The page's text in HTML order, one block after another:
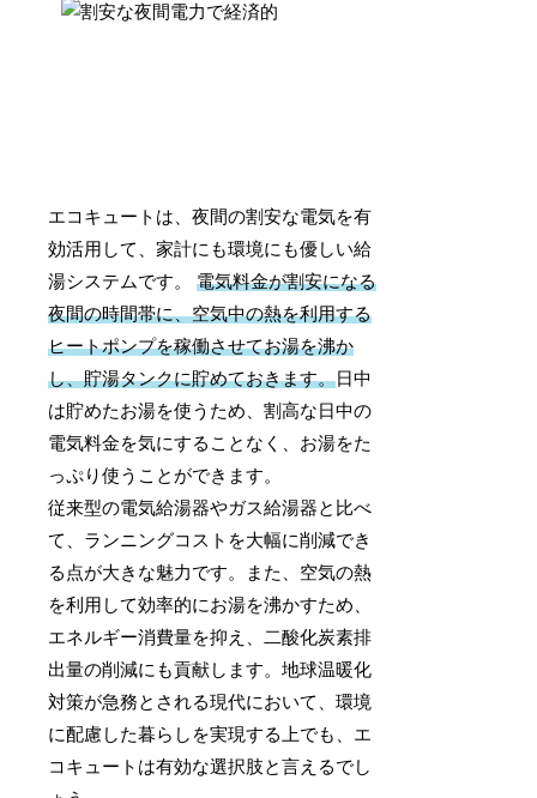
エコキュートは、夜間の割安な電気を有
効活用して、家計にも環境にも優しい給
湯システムです。電気料金が割安になる
夜間の時間帯に、空気中の熱を利用する
ヒートポンプを稼働させてお湯を沸か
し、貯湯タンクに貯めておきます。日中
は貯めたお湯を使うため、割高な日中の
電気料金を気にすることなく、お湯をた
っぷり使うことができます。
従来型の電気給湯器やガス給湯器と比べ
て、ランニングコストを大幅に削減でき
る点が大きな魅力です。また、空気の熱
を利用して効率的にお湯を沸かすため、
エネルギー消費量を抑え、二酸化炭素排
出量の削減にも貢献します。地球温暖化
対策が急務とされる現代において、環境
に配慮した暮らしを実現する上でも、エ
コキュートは有効な選択肢と言えるでし